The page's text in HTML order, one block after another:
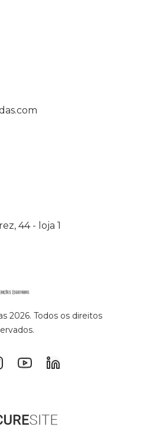
2026. Todos os direitos
44 - loja 1